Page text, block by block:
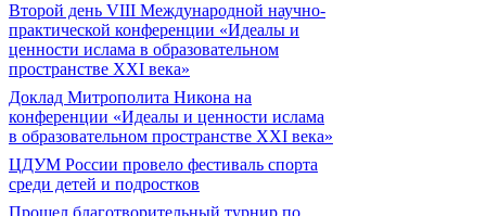
Второй день VIII Международной научно-
практической конференции «Идеалы и
ценности ислама в образовательном
пространстве XXI века»
Доклад Митрополита Никона на
конференции «Идеалы и ценности ислама
в образовательном пространстве XXI века»
ЦДУМ России провело фестиваль спорта
среди детей и подростков
Прошел благотворительный турнир по